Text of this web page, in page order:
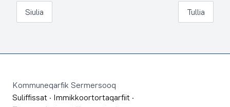
Siulia Tullia
Kommuneqarfik Sermersooq
Suliffissat · Immikkoortortaqarfiit ·